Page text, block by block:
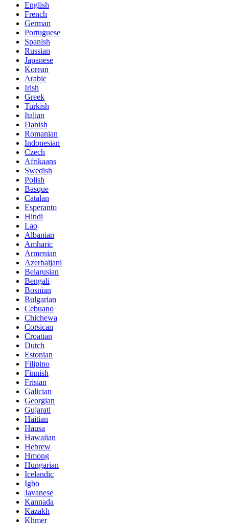
English
French
German
Portuguese
Spanish
Russian
Japanese
Korean
Arabic
Irish
Greek
Turkish
Italian
Danish
Romanian
Indonesian
Czech
Afrikaans
Swedish
Polish
Basque
Catalan
Esperanto
Hindi
Lao
Albanian
Amharic
Armenian
Azerbaijani
Belarusian
Bengali
Bosnian
Bulgarian
Cebuano
Chichewa
Corsican
Croatian
Dutch
Estonian
Filipino
Finnish
Frisian
Galician
Georgian
Gujarati
Haitian
Hausa
Hawaiian
Hebrew
Hmong
Hungarian
Icelandic
Igbo
Javanese
Kannada
Kazakh
Khmer